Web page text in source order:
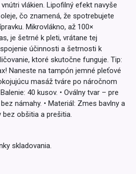
vlákien. Lipofilný efekt navyše
čo znamená, že spotrebujete
Mikrovlákno, až 100×
je šetrné k pleti, vrátane tej
účinnosti a šetrnosti k
ktoré skutočne funguje. Tip:
Naneste na tampón jemné pleťové
masáž tváre po náročnom
40 kusov. • Oválny tvar – pre
námahy. • Materiál: Zmes bavlny a
bez obšitia a prešitia.
skladovania.